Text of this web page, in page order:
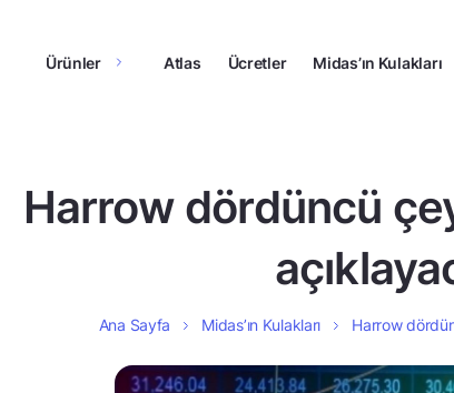
Ürünler Atlas Ücretler Midas’ın Kulakları
Harrow dördüncü
Ana Sayfa Midas’ın Kulakları Harrow